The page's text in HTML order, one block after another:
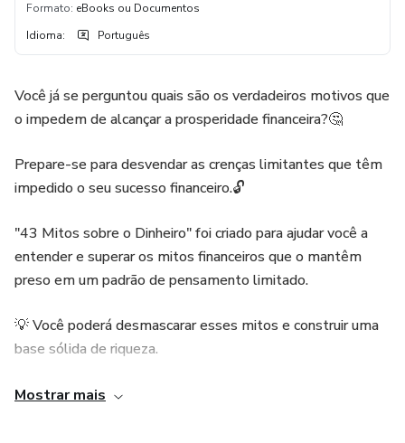
Formato: eBooks ou Documentos
Idioma: Português
Você já se perguntou quais são os verdadeiros motivos que
o impedem de alcançar a prosperidade financeira?🤔
Prepare-se para desvendar as crenças limitantes que têm
impedido o seu sucesso financeiro.🔓
"43 Mitos sobre o Dinheiro" foi criado para ajudar você a
entender e superar os mitos financeiros que o mantêm
preso em um padrão de pensamento limitado.
💡 Você poderá desmascarar esses mitos e construir uma
base sólida de riqueza.
A transformação financeira está ao seu alcance! Ao
Mostrar mais